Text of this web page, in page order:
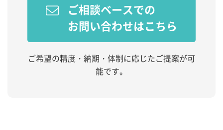
ご相談ベースでの
お問い合わせはこちら
ご希望の精度・納期・体制に応じたご提案が可
能です。